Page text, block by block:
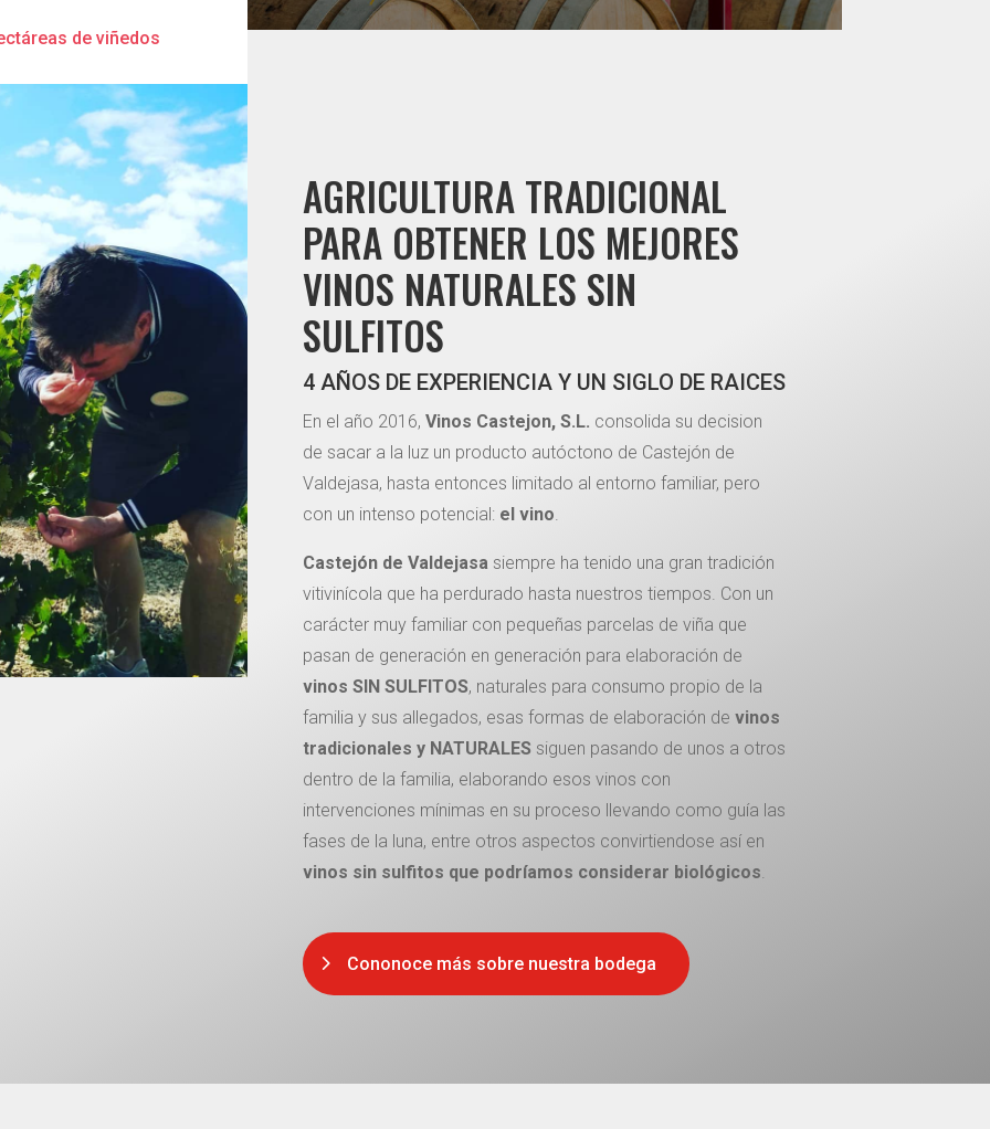
de viñedos
AGRICULTURA TRADICIONAL
PARA OBTENER LOS MEJORES
VINOS NATURALES SIN
SULFITOS
4 AÑOS DE EXPERIENCIA Y UN SIGLO DE RAICES
En el año 2016, Vinos Castejon, S.L. consolida su decision
de sacar a la luz un producto autóctono de Castejón de
Valdejasa, hasta entonces limitado al entorno familiar, pero
con un intenso potencial: el vino
Castejón de Valdejasa siempre ha tenido una gran tradición
vitivinícola que ha perdurado hasta nuestros tiempos. Con un
carácter muy familiar con pequeñas parcelas de viña que
pasan de generación en generación para elaboración de
vinos SIN SULFITOS, naturales para consumo propio de la
familia y sus allegados, esas formas de elaboración de vinos
tradicionales y NATURALES siguen pasando de unos a otros
dentro de la familia, elaborando esos vinos con
intervenciones mínimas en su proceso llevando como guía las
fases de la luna, entre otros aspectos convirtiendose así en
vinos sin sulfitos que podríamos considerar biológicos
Cononoce más sobre nuestra bodega